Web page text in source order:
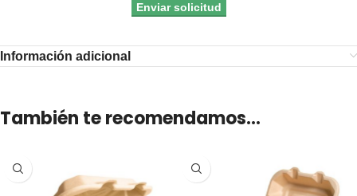
Información adicional
También te recomendamos…